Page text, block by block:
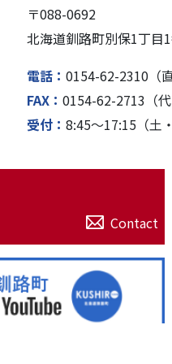
〒088-0692
北海道釧路町別保1丁⽬
電話
0154-62-2310（直
FAX
0154-62-2713（代
受付
8:45〜17:15（⼟
Contact